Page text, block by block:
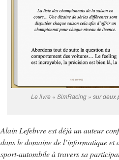
Le livre « SimRacing » sur deux
Alain Lefebvre est déjà un auteur
dans le domaine de l’informatique
sport-autombile à travers sa